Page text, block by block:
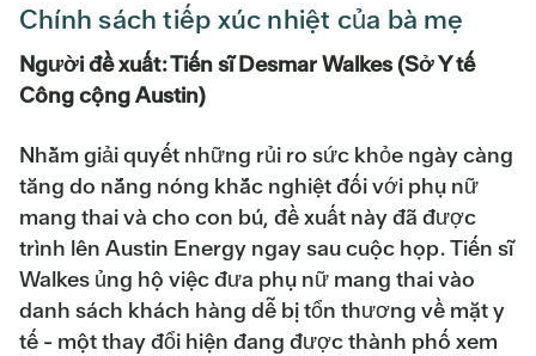
Chính sách tiếp xúc nhiệt của bà mẹ
Người đề xuất: Tiến sĩ Desmar Walkes (Sở Y tế
Công cộng Austin)
Nhằm giải quyết những rủi ro sức khỏe ngày càng
tăng do nắng nóng khắc nghiệt đối với phụ nữ
mang thai và cho con bú, đề xuất này đã được
trình lên Austin Energy ngay sau cuộc họp. Tiến sĩ
Walkes ủng hộ việc đưa phụ nữ mang thai vào
danh sách khách hàng dễ bị tổn thương về mặt y
tế - một thay đổi hiện đang được thành phố xem